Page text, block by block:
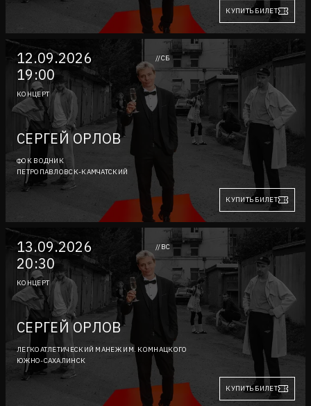
КУПИТЬ БИЛЕТ
12.09.2026
19:00
//СБ
КОНЦЕРТ
СЕРГЕЙ ОРЛОВ
ФОК ВОДНИК
ПЕТРОПАВЛОВСК-КАМЧАТСКИЙ
КУПИТЬ БИЛЕТ
13.09.2026
20:30
//ВС
КОНЦЕРТ
СЕРГЕЙ ОРЛОВ
ЛЕГКОАТЛЕТИЧЕСКИЙ МАНЕЖ ИМ. КОМНАЦКОГО
ЮЖНО-САХАЛИНСК
КУПИТЬ БИЛЕТ